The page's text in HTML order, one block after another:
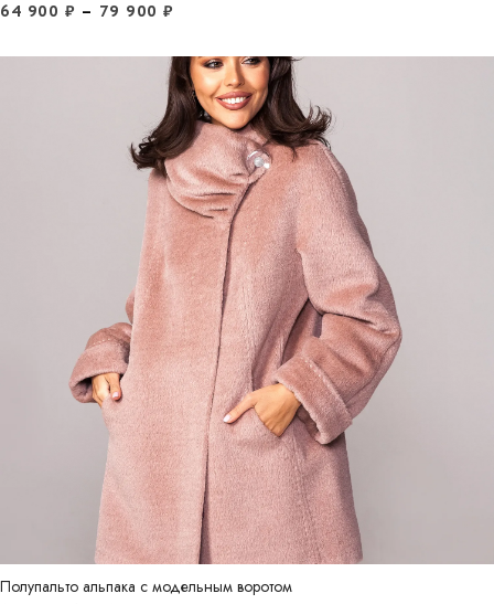
64 900 ₽ – 79 900 ₽
Полупальто альпака с модельным воротом